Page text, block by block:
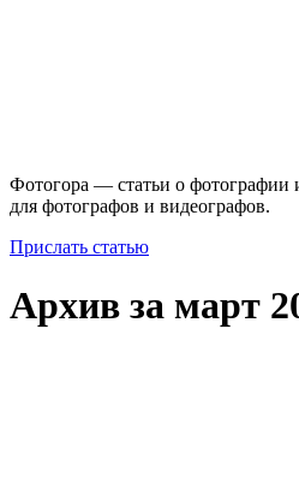
Фотогора — статьи о фотографии
для фотографов и видеографов.
Прислать статью
Архив за март